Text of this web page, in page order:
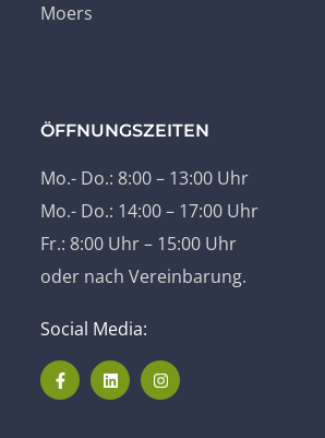
Moers
ÖFFNUNGSZEITEN
Mo.- Do.: 8:00 – 13:00 Uhr
Mo.- Do.: 14:00 – 17:00 Uhr
Fr.: 8:00 Uhr – 15:00 Uhr
oder nach Vereinbarung.
Social Media: